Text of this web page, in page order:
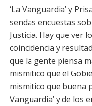
‘La Vanguardia’ y
sendas encuestas
Justicia. Hay que ver
coincidencia y
que la gente piensa
mismitico que el
mismitico que buena
Vanguardia’ y de los